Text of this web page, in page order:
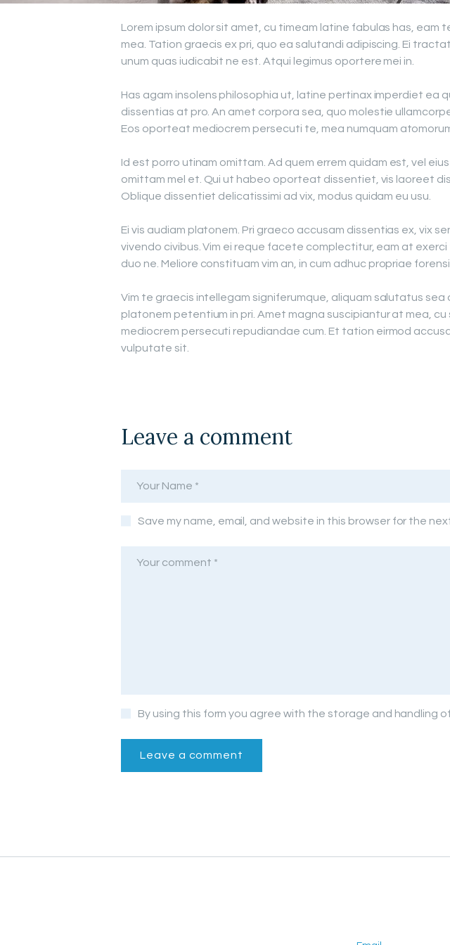
Lorem ipsum dolor sit amet, cu timeam latine fabulas has, eam
mea. Tation graecis ex pri, quo ea salutandi adipiscing. Ei
unum quas iudicabit ne est. Atqui legimus oportere mei in.
Has agam insolens philosophia ut, latine pertinax imperdiet ea
dissentias at pro. An amet corpora sea, quo molestie
Eos oporteat mediocrem persecuti te, mea numquam
Id est porro utinam omittam. Ad quem errem quidam est, vel
omittam mel et. Qui ut habeo oporteat dissentiet, vis laoreet
Oblique dissentiet delicatissimi ad vix, modus quidam eu usu.
Ei vis audiam platonem. Pri graeco accusam dissentias ex, vix
vivendo civibus. Vim ei reque facete complectitur, eam at
duo ne. Meliore constituam vim an, in cum adhuc propriae
Vim te graecis intellegam signiferumque, aliquam salutatus
platonem petentium in pri. Amet magna suscipiantur at mea,
mediocrem persecuti repudiandae cum. Et tation eirmod
vulputate sit.
Leave a comment
Save my name, email, and website in this browser for the
By using this form you agree with the storage and handling